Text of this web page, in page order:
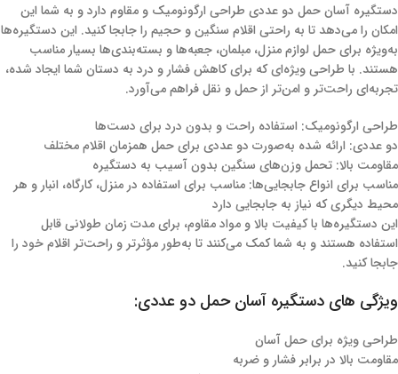
دستگیره آسان حمل دو عددی طراحی ارگونومیک و مقاوم دارد و به شما این
امکان را می‌دهد تا به راحتی اقلام سنگین و حجیم را جابجا کنید. این دستگیره‌ها
به‌ویژه برای حمل لوازم منزل، مبلمان، جعبه‌ها و بسته‌بندی‌ها بسیار مناسب
هستند. با طراحی ویژه‌ای که برای کاهش فشار و درد به دستان شما ایجاد شده،
تجربه‌ای راحت‌تر و امن‌تر از حمل و نقل فراهم می‌آورد.
طراحی ارگونومیک: استفاده راحت و بدون درد برای دست‌ها
دو عددی: ارائه شده به‌صورت دو عددی برای حمل همزمان اقلام مختلف
مقاومت بالا: تحمل وزن‌های سنگین بدون آسیب به دستگیره
مناسب برای انواع جابجایی‌ها: مناسب برای استفاده در منزل، کارگاه، انبار و هر
محیط دیگری که نیاز به جابجایی دارد
این دستگیره‌ها با کیفیت بالا و مواد مقاوم، برای مدت زمان طولانی قابل
استفاده هستند و به شما کمک می‌کنند تا به‌طور مؤثرتر و راحت‌تر اقلام خود را
جابجا کنید.
ویژگی‌ های دستگیره آسان حمل دو عددی:
طراحی ویژه برای حمل آسان
مقاومت بالا در برابر فشار و ضربه